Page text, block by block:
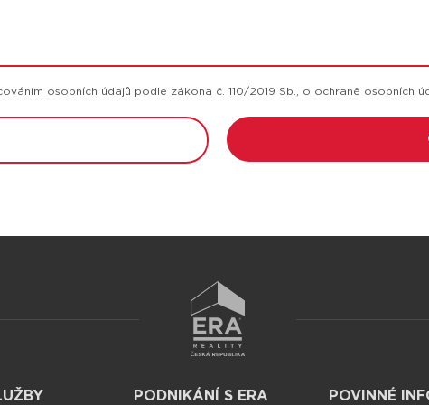
osobních údajů podle zákona č. 110/2019 Sb., o ochraně osobních
PODNIKÁNÍ S ERA POVINNÉ